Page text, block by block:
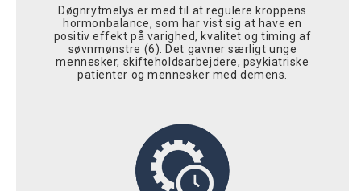
Døgnrytmelys er med til at regulere kroppens
hormonbalance, som har vist sig at have en
positiv effekt på varighed, kvalitet og timing af
søvnmønstre (6). Det gavner særligt unge
mennesker, skifteholdsarbejdere, psykiatriske
patienter og mennesker med demens.